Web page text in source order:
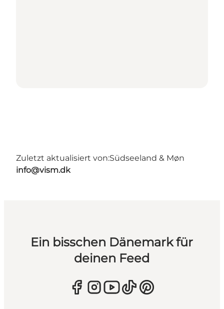
Zuletzt aktualisiert von:Südseeland & Møn
info@vism.dk
Ein bisschen Dänemark für
deinen Feed